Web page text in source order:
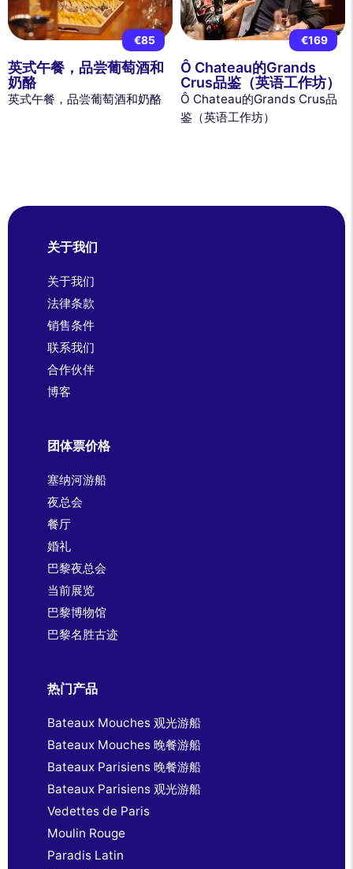
€85
英式午餐，品尝葡萄酒和
奶酪
英式午餐，品尝葡萄酒和奶酪
€169
Ô Chateau的Grands
Crus品鉴（英语工作坊）
Ô Chateau的Grands Crus品
鉴（英语工作坊）
关于我们
关于我们
法律条款
销售条件
联系我们
合作伙伴
博客
团体票价格
塞纳河游船
夜总会
餐厅
婚礼
巴黎夜总会
当前展览
巴黎博物馆
巴黎名胜古迹
热门产品
Bateaux Mouches 观光游船
Bateaux Mouches 晚餐游船
Bateaux Parisiens 晚餐游船
Bateaux Parisiens 观光游船
Vedettes de Paris
Moulin Rouge
Paradis Latin